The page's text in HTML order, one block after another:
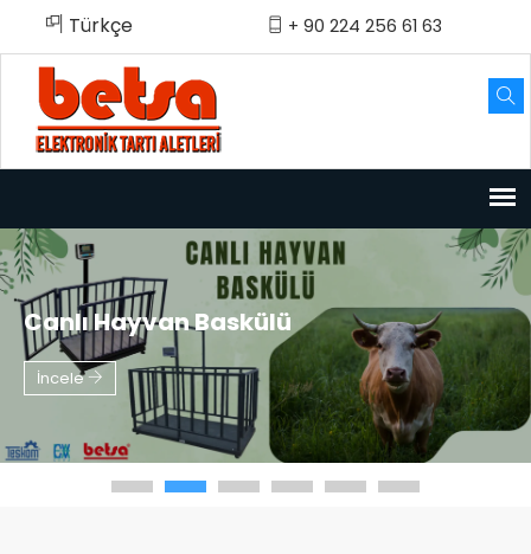
TürkçeTürkçe + 90 224 256 61 63
Canlı Hayvan Baskülü
İncele